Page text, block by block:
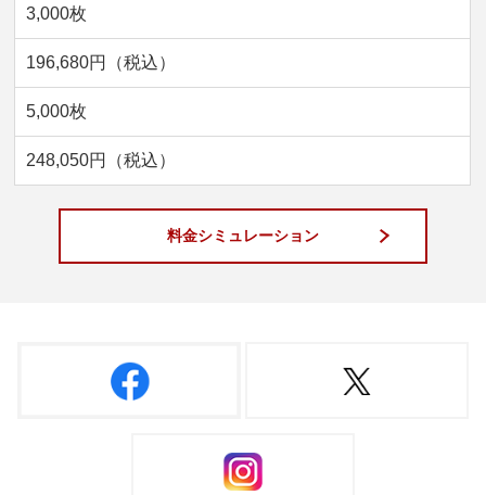
3,000枚
196,680円（税込）
5,000枚
248,050円（税込）
料金シミュレーション